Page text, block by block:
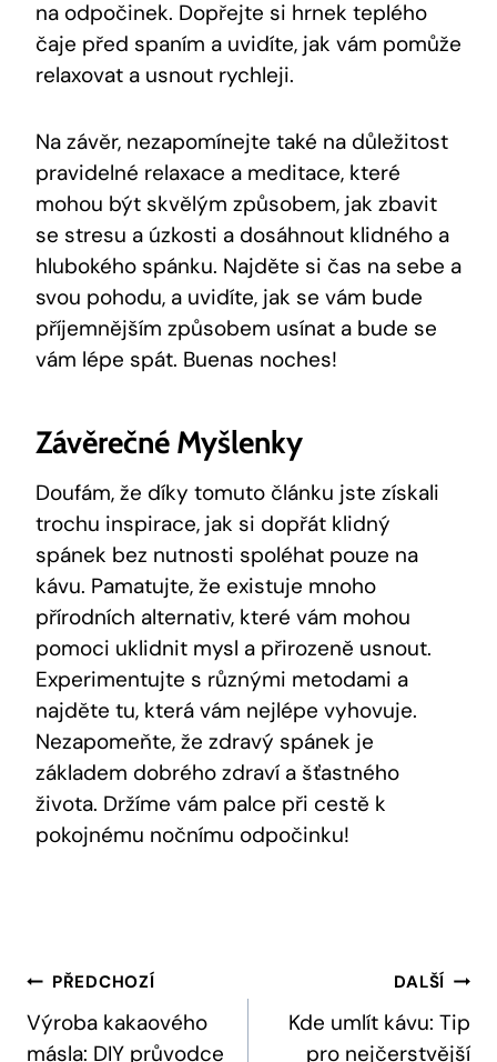
na odpočinek. Dopřejte si hrnek teplého
čaje před spaním a uvidíte, jak vám pomůže
relaxovat a usnout rychleji.
Na závěr, nezapomínejte také na důležitost
pravidelné relaxace a meditace, které
mohou být skvělým způsobem, jak zbavit
se stresu a úzkosti a dosáhnout klidného a
hlubokého spánku. Najděte si čas na sebe a
svou pohodu, a uvidíte, jak se vám bude
příjemnějším způsobem usínat a bude se
vám lépe spát. Buenas noches!
Závěrečné Myšlenky
Doufám, že díky tomuto článku jste získali
trochu inspirace, jak si dopřát klidný
spánek bez nutnosti spoléhat pouze na
kávu. Pamatujte, že existuje mnoho
přírodních alternativ, které vám mohou
pomoci uklidnit mysl a přirozeně usnout.
Experimentujte s různými metodami a
najděte tu, která vám nejlépe vyhovuje.
Nezapomeňte, že zdravý spánek je
základem dobrého zdraví a šťastného
života. Držíme vám palce při cestě k
pokojnému nočnímu odpočinku!
Navigace
Pro
PŘEDCHOZÍ
Výroba kakaového
másla: DIY průvodce
DALŠÍ
Kde umlít kávu: Tip
pro nejčerstvější